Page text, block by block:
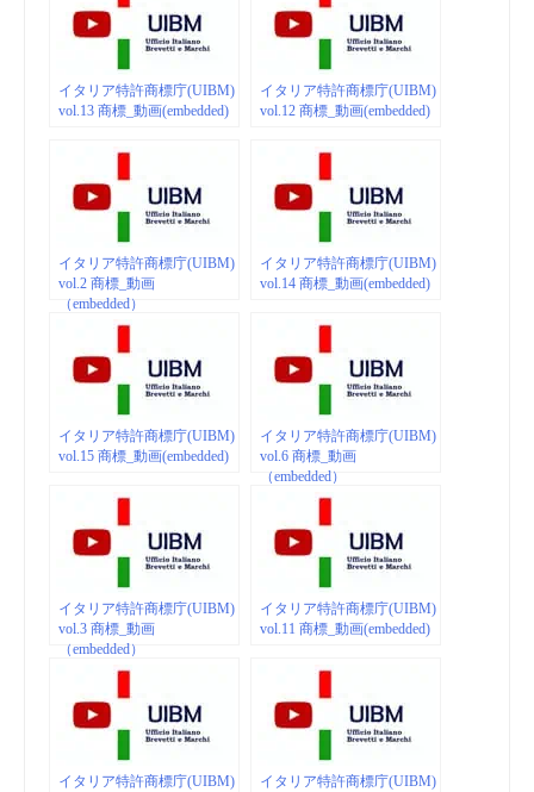
イタリア特許商標庁(UIBM)
vol.13 商標_動画(embedded)
イタリア特許商標庁(UIBM)
vol.12 商標_動画(embedded)
イタリア特許商標庁(UIBM)
vol.2 商標_動画
（embedded）
イタリア特許商標庁(UIBM)
vol.14 商標_動画(embedded)
イタリア特許商標庁(UIBM)
vol.15 商標_動画(embedded)
イタリア特許商標庁(UIBM)
vol.6 商標_動画
（embedded）
イタリア特許商標庁(UIBM)
vol.3 商標_動画
（embedded）
イタリア特許商標庁(UIBM)
vol.11 商標_動画(embedded)
イタリア特許商標庁(UIBM)
イタリア特許商標庁(UIBM)